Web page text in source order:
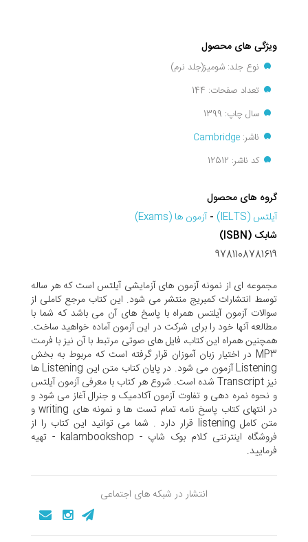
ویژگی های محصول
نوع جلد: شومیز(جلد نرم)
تعداد صفحات: 144
سال چاپ: 1399
ناشر: Cambridge
کد ناشر: 12512
گروه های محصول
آیلتس (IELTS)
- آزمون ها (Exams)
شابک (ISBN)
9781108781619
مجموعه ای از نمونه آزمون های آزمایشی آیلتس است که هر ساله
توسط انتشارات کمبریج منتشر می شود. این کتاب مرجع کاملی از
سوالات آزمون آیلتس همراه با پاسخ های آن می باشد که شما با
مطالعه آنها خود را برای شرکت در این آزمون آماده خواهید ساخت.
همچنین همراه این کتاب، فایل های صوتی مرتبط با آن نیز با فرمت
MP3 در اختیار زبان آموزان قرار گرفته است که مربوط به بخش
Listening آزمون می شود. در پایان کتاب متن این Listening ها
نیز Transcript شده است. شروع هر کتاب با معرفی آزمون آیلتس
و نحوه نمره دهی و تفاوت آزمون آکادمیک و جنرال آغاز می شود و
در انتهای کتاب پاسخ نامه تمام تست ها و نمونه های writing و
متن کامل listening قرار دارد . شما می توانید این کتاب را از
فروشگاه اینترنتی کلام بوک شاپ - kalambookshop - تهیه
فرمایید.
انتشار در شبکه های اجتماعی